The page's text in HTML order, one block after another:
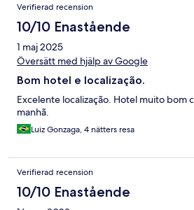
Verifierad recension
10/10 Enastående
1 maj 2025
Översätt med hjälp av Google
Bom hotel e localização.
Excelente localização. Hotel muito bom
manhã.
Luiz Gonzaga, 4 nätters resa
Verifierad recension
10/10 Enastående